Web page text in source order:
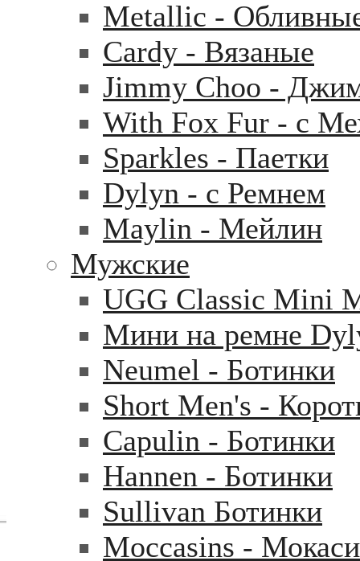
Metallic -
Cardy - Вязаные
Jimmy Choo -
With Fox Fur - с
Sparkles - Паетки
Dylyn - с Ремнем
Maylin - Мейлин
Мужские
UGG Classic Mini
Мини на ремне
Neumel - Ботинки
Short Men's -
Capulin - Ботинки
Hannen - Ботинки
Sullivan Ботинки
Moccasins -